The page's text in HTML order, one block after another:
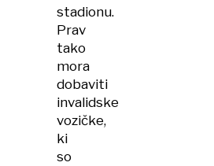
stadionu.
Prav
tako
mora
dobaviti
invalidske
vozičke,
ki
so